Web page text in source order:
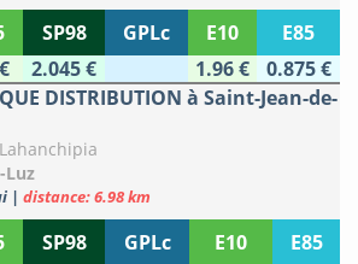
SP98 GPLc E10
E85
2.045 € 1.96 €
0.875 €
DISTRIBUTION à Saint-Jean-de-
Luz
| distance: 6.98 km
SP98 GPLc E10
E85